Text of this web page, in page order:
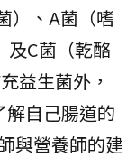
）、A菌（嗜
及C菌（乾酪
益生菌外，
自己腸道的
與營養師的建